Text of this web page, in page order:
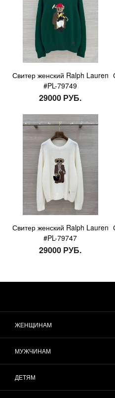
Свитер женский Ralph Lauren
#PL-79749
29000 РУБ.
Свитер женский Ralph Lauren
#PL-79747
29000 РУБ.
ЖЕНЩИНАМ
МУЖЧИНАМ
ДЕТЯМ